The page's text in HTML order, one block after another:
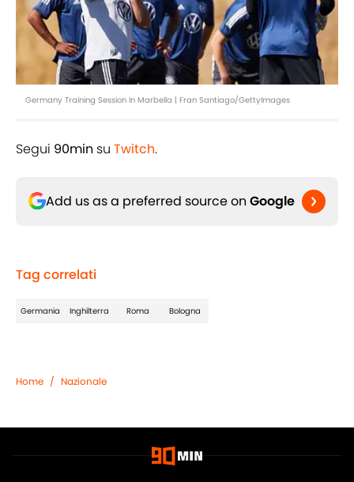
Germany Training Session In Marbella | Fran Santiago/GettyImages
Segui 90min su Twitch.
Add us as a preferred source on Google
Tag correlati
Germania Inghilterra Roma Bologna
Home / Nazionale